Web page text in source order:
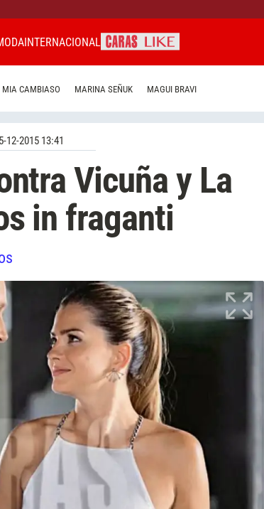
INTERNACIONAL
MIA CAMBIASO MARINA SEÑUK MAGUI BRAVI
12-2015 13:41
Vicuña y La
in fraganti